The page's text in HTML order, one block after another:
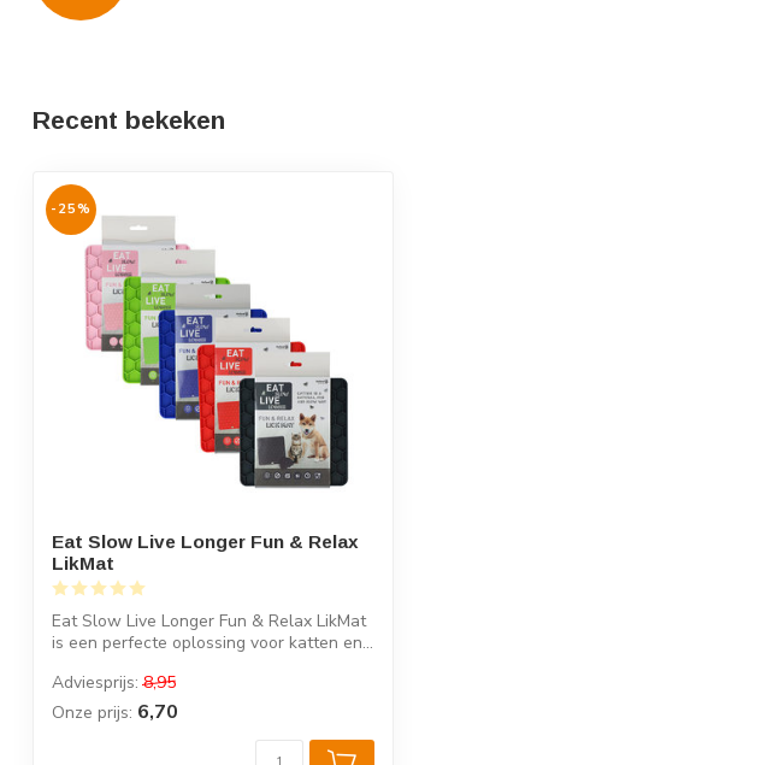
Recent bekeken
-25%
Eat Slow Live Longer Fun & Relax
LikMat
Eat Slow Live Longer Fun & Relax LikMat
is een perfecte oplossing voor katten en...
Adviesprijs: 8,95
Onze prijs: 6,70